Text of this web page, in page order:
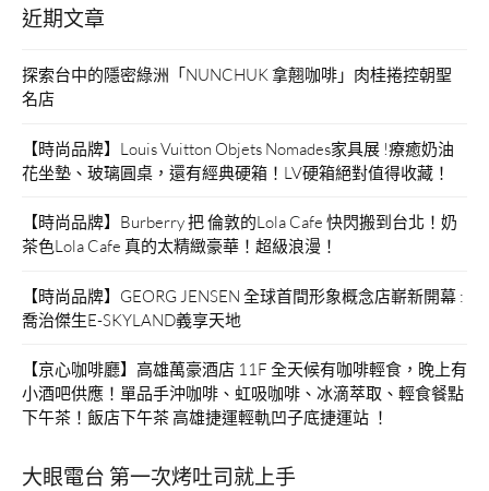
近期文章
探索台中的隱密綠洲「NUNCHUK 拿翹咖啡」肉桂捲控朝聖
名店
【時尚品牌】Louis Vuitton Objets Nomades家具展 !療癒奶油
花坐墊、玻璃圓桌，還有經典硬箱！LV硬箱絕對值得收藏！
【時尚品牌】Burberry 把 倫敦的Lola Cafe 快閃搬到台北！奶
茶色Lola Cafe 真的太精緻豪華！超級浪漫！
【時尚品牌】GEORG JENSEN 全球首間形象概念店嶄新開幕 :
喬治傑生E-SKYLAND義享天地
【京心咖啡廳】高雄萬豪酒店 11F 全天候有咖啡輕食，晚上有
小酒吧供應！單品手沖咖啡、虹吸咖啡、冰滴萃取、輕食餐點
下午茶！飯店下午茶 高雄捷運輕軌凹子底捷運站 ！
大眼電台 第一次烤吐司就上手